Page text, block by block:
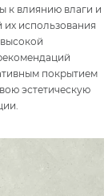
к влиянию влаги и
использования
покрытием
эстетическую